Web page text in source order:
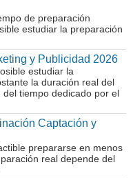
de preparación
estudiar la preparación
y Publicidad 2026
estudiar la
la duración real del
tiempo dedicado por el
Captación y
prepararse en menos
real depende del